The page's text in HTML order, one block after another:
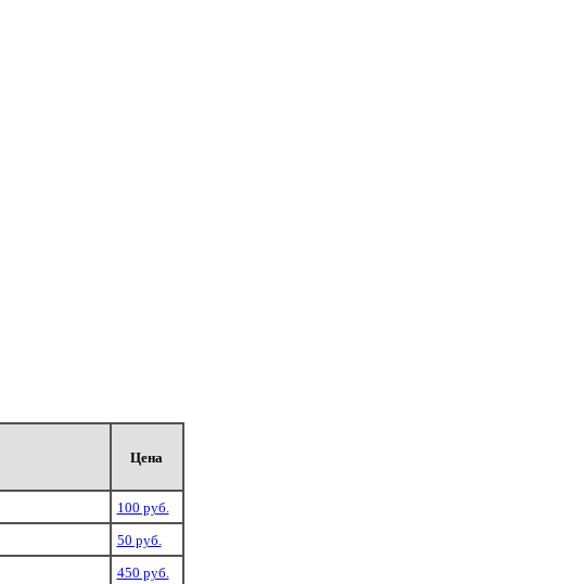
Цена
100 руб.
50 руб.
450 руб.